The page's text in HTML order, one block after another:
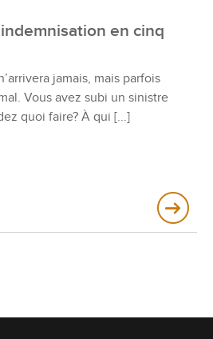
en cinq
jamais, mais parfois
Vous avez subi un sinistre
quoi faire? À qui